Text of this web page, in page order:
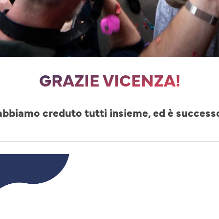
GRAZIE VICENZA!
creduto tutti insieme, ed è